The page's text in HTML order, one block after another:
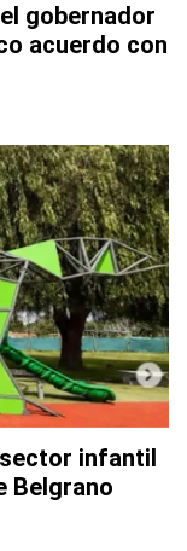
gobernador
acuerdo con
infantil
Belgrano